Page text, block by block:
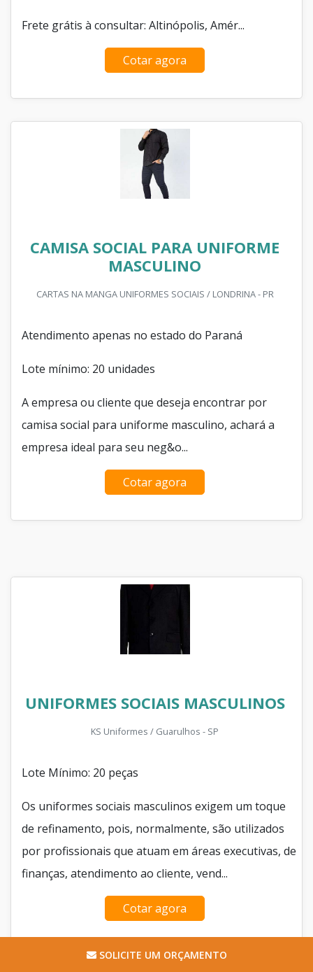
Frete grátis à consultar: Altinópolis, Amér...
Cotar agora
CAMISA SOCIAL PARA UNIFORME
MASCULINO
CARTAS NA MANGA UNIFORMES SOCIAIS / LONDRINA - PR
Atendimento apenas no estado do Paraná
Lote mínimo: 20 unidades
A empresa ou cliente que deseja encontrar por
camisa social para uniforme masculino, achará a
empresa ideal para seu neg&o...
Cotar agora
UNIFORMES SOCIAIS MASCULINOS
KS Uniformes / Guarulhos - SP
Lote Mínimo: 20 peças
Os uniformes sociais masculinos exigem um toque
de refinamento, pois, normalmente, são utilizados
por profissionais que atuam em áreas executivas, de
finanças, atendimento ao cliente, vend...
Cotar agora
SOLICITE UM ORÇAMENTO